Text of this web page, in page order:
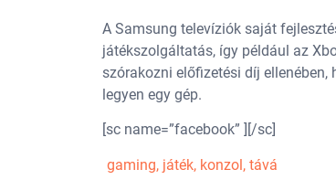
A Samsung televíziók saját
játékszolgáltatás, így például az
szórakozni előfizetési díj
legyen egy gép.
[sc name=”facebook” ][/sc]
gaming, játék, konzol, tává